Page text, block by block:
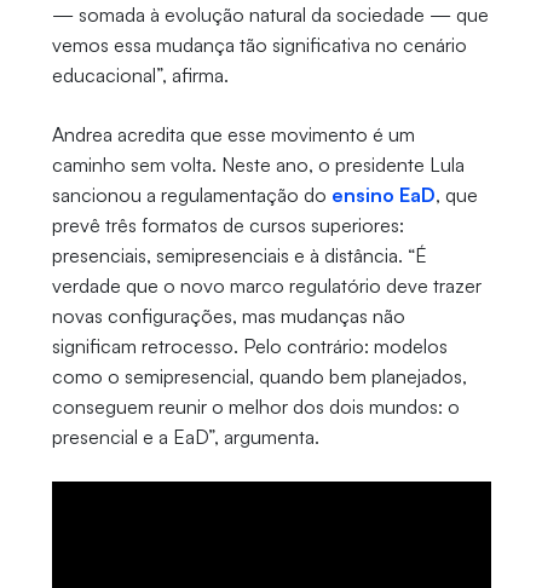
— somada à evolução natural da sociedade — que
vemos essa mudança tão significativa no cenário
educacional”, afirma.
Andrea acredita que esse movimento é um
caminho sem volta. Neste ano, o presidente Lula
sancionou a regulamentação do ensino EaD, que
prevê três formatos de cursos superiores:
presenciais, semipresenciais e à distância. “É
verdade que o novo marco regulatório deve trazer
novas configurações, mas mudanças não
significam retrocesso. Pelo contrário: modelos
como o semipresencial, quando bem planejados,
conseguem reunir o melhor dos dois mundos: o
presencial e a EaD”, argumenta.